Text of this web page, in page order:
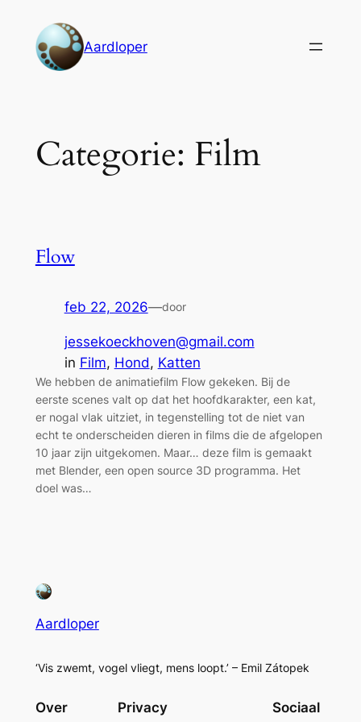
Aardloper
Categorie: Film
Flow
feb 22, 2026—door
jessekoeckhoven@gmail.com
in Film, Hond, Katten
We hebben de animatiefilm Flow gekeken. Bij de
eerste scenes valt op dat het hoofdkarakter, een kat,
er nogal vlak uitziet, in tegenstelling tot de niet van
echt te onderscheiden dieren in films die de afgelopen
10 jaar zijn uitgekomen. Maar… deze film is gemaakt
met Blender, een open source 3D programma. Het
doel was…
Aardloper
‘Vis zwemt, vogel vliegt, mens loopt.’ – Emil Zátopek
Over Privacy Sociaal